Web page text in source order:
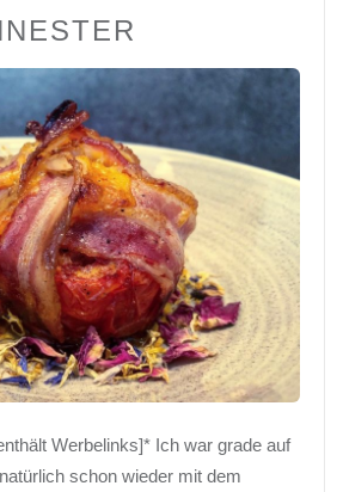
Werbelinks]* Ich war grade auf
schon wieder mit dem